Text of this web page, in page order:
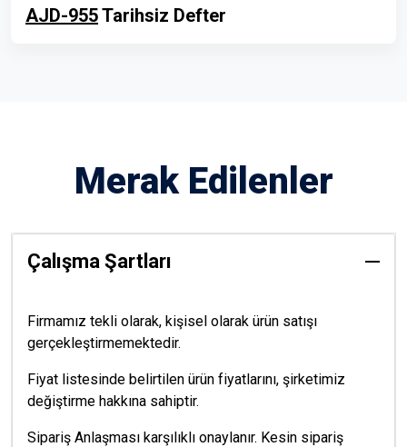
AJD-955Tarihsiz Defter
Merak Edilenler
Çalışma Şartları
Firmamız tekli olarak, kişisel olarak ürün satışı
gerçekleştirmemektedir.
Fiyat listesinde belirtilen ürün fiyatlarını, şirketimiz
değiştirme hakkına sahiptir.
Sipariş Anlaşması karşılıklı onaylanır. Kesin sipariş